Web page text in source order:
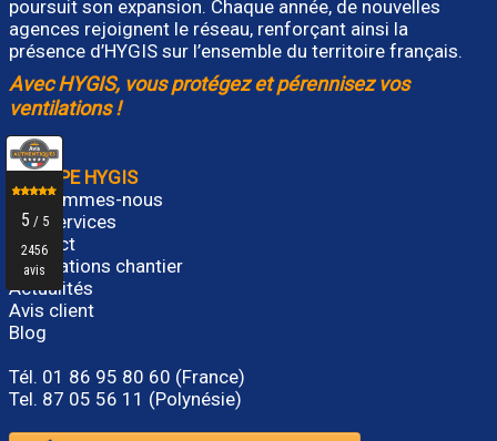
poursuit son expansion. Chaque année, de nouvelles
agences rejoignent le réseau, renforçant ainsi la
présence d’HYGIS sur l’ensemble du territoire français.
Avec HYGIS, vous protégez et pérennisez vos
ventilations !
GROUPE HYGIS
Qui sommes-nous
Nos services
Contact
Réalisations chantier
Actualités
Avis client
Blog
Tél. 01 86 95 80 60 (France)
Tel. 87 05 56 11 (Polynésie)